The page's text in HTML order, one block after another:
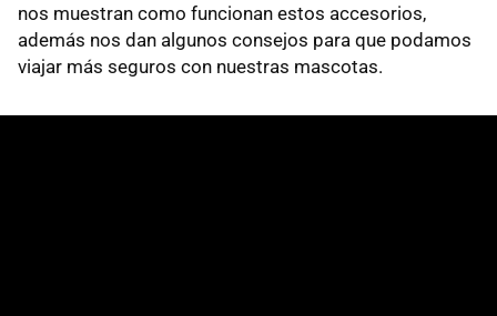
nos muestran como funcionan estos accesorios,
además nos dan algunos consejos para que podamos
viajar más seguros con nuestras mascotas.